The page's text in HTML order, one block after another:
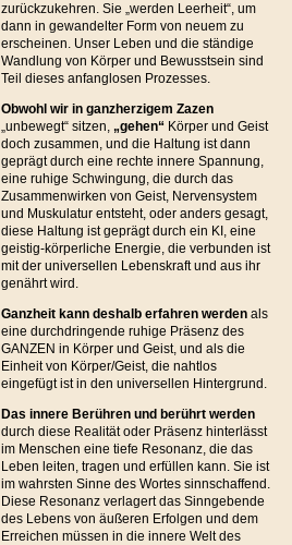
zurückzukehren. Sie „werden Leerheit“, um
dann in gewandelter Form von neuem zu
erscheinen. Unser Leben und die ständige
Wandlung von Körper und Bewusstsein sind
Teil dieses anfanglosen Prozesses.
Obwohl wir in ganzherzigem Zazen
„unbewegt“ sitzen, „gehen“ Körper und Geist
doch zusammen, und die Haltung ist dann
geprägt durch eine rechte innere Spannung,
eine ruhige Schwingung, die durch das
Zusammenwirken von Geist, Nervensystem
und Muskulatur entsteht, oder anders gesagt,
diese Haltung ist geprägt durch ein KI, eine
geistig-körperliche Energie, die verbunden ist
mit der universellen Lebenskraft und aus ihr
genährt wird.
Ganzheit kann deshalb erfahren werdenals
eine durchdringende ruhige Präsenz des
GANZEN in Körper und Geist, und als die
Einheit von Körper/Geist, die nahtlos
eingefügt ist in den universellen Hintergrund.
Das innere Berühren und berührt werden
durch diese Realität oder Präsenz hinterlässt
im Menschen eine tiefe Resonanz, die das
Leben leiten, tragen und erfüllen kann. Sie ist
im wahrsten Sinne des Wortes sinnschaffend.
Diese Resonanz verlagert das Sinngebende
des Lebens von äußeren Erfolgen und dem
Erreichen müssen in die innere Welt des